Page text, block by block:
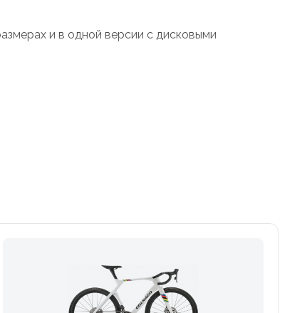
и в одной версии с дисковыми